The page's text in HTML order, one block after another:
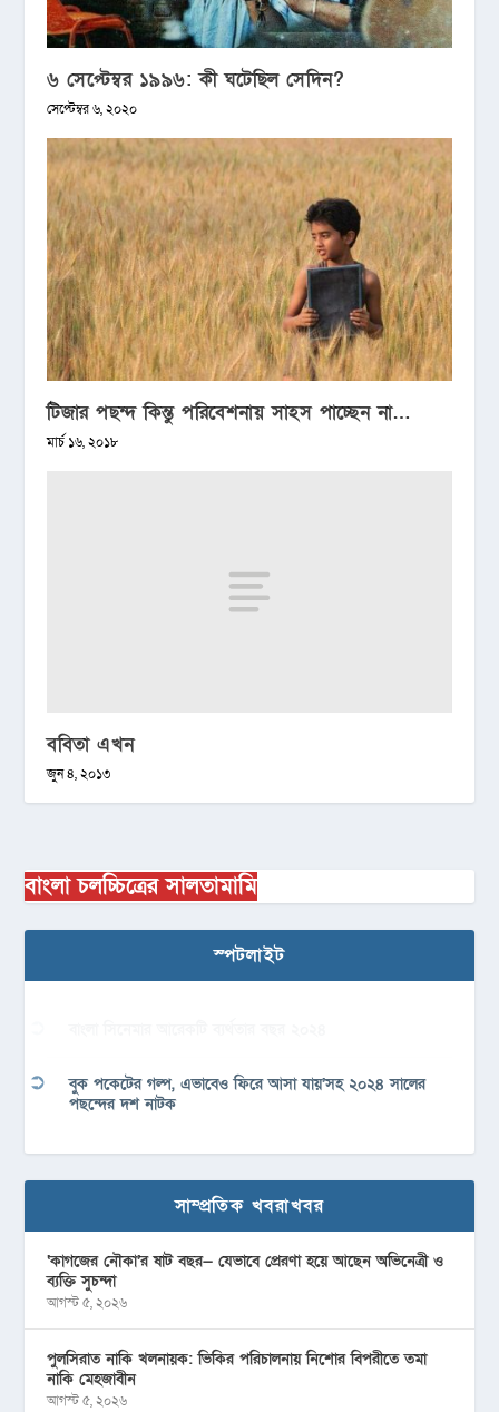
৬ সেপ্টেম্বর ১৯৯৬: কী ঘটেছিল সেদিন?
সেপ্টেম্বর ৬, ২০২০
টিজার পছন্দ কিন্তু পরিবেশনায় সাহস পাচ্ছেন না…
মার্চ ১৬, ২০১৮
ববিতা এখন
জুন ৪, ২০১৩
বাংলা চলচ্চিত্রের সালতামামি
স্পটলাইট
বুক পকেটের গল্প, এভাবেও ফিরে আসা যায়’সহ ২০২৪ সালের
পছন্দের দশ নাটক
সাম্প্রতিক খবরাখবর
‘কাগজের নৌকা’র ষাট বছর— যেভাবে প্রেরণা হয়ে আছেন অভিনেত্রী ও
ব্যক্তি সুচন্দা
আগস্ট ৫, ২০২৬
পুলসিরাত নাকি খলনায়ক: ভিকির পরিচালনায় নিশোর বিপরীতে তমা
নাকি মেহজাবীন
আগস্ট ৫, ২০২৬